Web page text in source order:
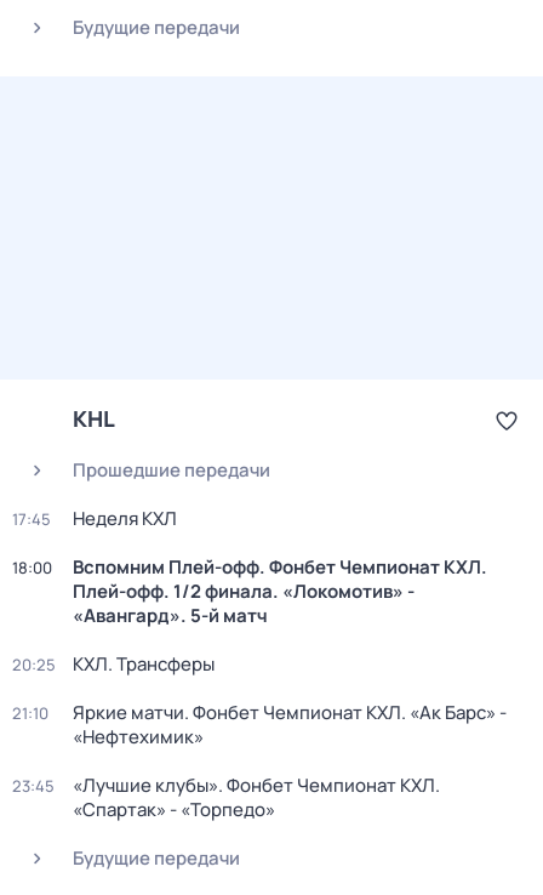
Будущие передачи
KHL
Прошедшие передачи
17:45 Неделя КХЛ
18:00
Вспомним Плей-офф. Фонбет Чемпионат КХЛ.
Плей-офф. 1/2 финала. «Локомотив» -
«Авангард». 5-й матч
20:25 КХЛ. Трансферы
21:10
Яркие матчи. Фонбет Чемпионат КХЛ. «Ак Барс» -
«Нефтехимик»
23:45
«Лучшие клубы». Фонбет Чемпионат КХЛ.
«Спартак» - «Торпедо»
Будущие передачи